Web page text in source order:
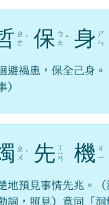
ㄓ
ㄜ ˊ 保 ㄅ
ㄠ ˇ 身 ㄕ
ㄣ
避禍患，保全己身。
）
ㄓ
ㄨ ˊ 先 ㄒ
ㄧ
ㄢ 機 ㄐ
ㄧ
地預見事情先兆。
詞，照見）意同「洞